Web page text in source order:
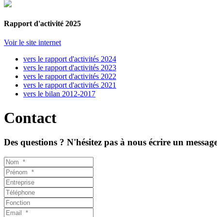
Rapport d'activité 2025
Voir le site internet
vers le rapport d'activités 2024
vers le rapport d'activités 2023
vers le rapport d'activités 2022
vers le rapport d'activités 2021
vers le bilan 2012-2017
Contact
Des questions ? N'hésitez pas à nous écrire un